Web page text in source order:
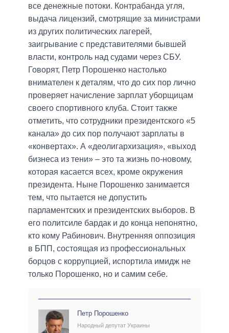
все денежные потоки. Контрабанда угля,
выдача лицензий, смотрящие за министрами
из других политических лагерей,
заигрывание с представителями бывшей
власти, контроль над судами через СБУ.
Говорят, Петр Порошенко настолько
внимателен к деталям, что до сих пор лично
проверяет начисление зарплат уборщицам
своего спортивного клуба. Стоит также
отметить, что сотрудники президентского «5
канала» до сих пор получают зарплаты в
«конвертах». А «деолигархизация», «выход
бизнеса из тени» – это та жизнь по-новому,
которая касается всех, кроме окружения
президента. Ныне Порошенко занимается
тем, что пытается не допустить
парламентских и президентских выборов. В
его политсиле бардак и до конца непонятно,
кто кому Рабинович. Внутренняя оппозиция
в БПП, состоящая из профессиональных
борцов с коррупцией, испортила имидж не
только Порошенко, но и самим себе.
Петр Порошенко
Народный депутат Украины